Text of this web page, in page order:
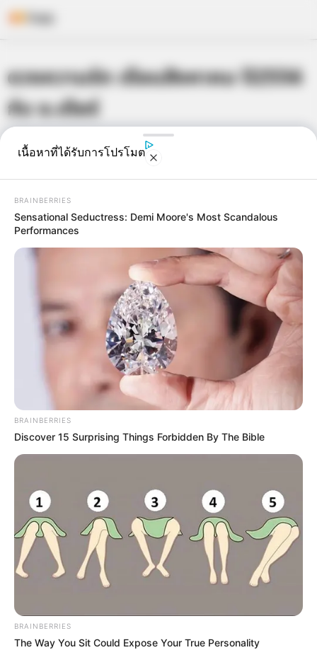
to
content
ดวงความรัก เดือนสิงหาคม ปี2556
กับ อ.เดียร์
เจ้าหมอดู 5 ส.ค. 2013
ดวงความรักประจำเดือนสิงหาคม ปี2556 ดูดวง12 ราศี
กับ อ.เดียร์ ศาสตร์ไพ่รูปหัวใจ
ดวงความรัก ประจำเดือนสิงหาคม ปี2556
เนื้อหาที่ได้รับการโปรโมต
BRAINBERRIES
Sensational Seductress: Demi Moore's Most Scandalous
Performances
BRAINBERRIES
Discover 15 Surprising Things Forbidden By The Bible
BRAINBERRIES
The Way You Sit Could Expose Your True Personality